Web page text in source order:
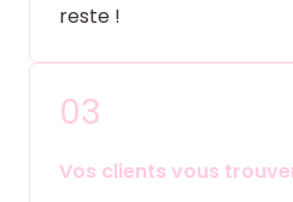
reste !
03
Vos clients vous